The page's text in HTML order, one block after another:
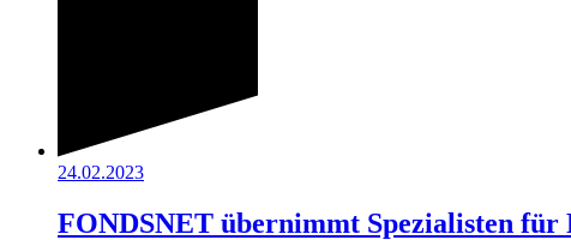
24.02.2023
FONDSNET übernimmt Spezialisten